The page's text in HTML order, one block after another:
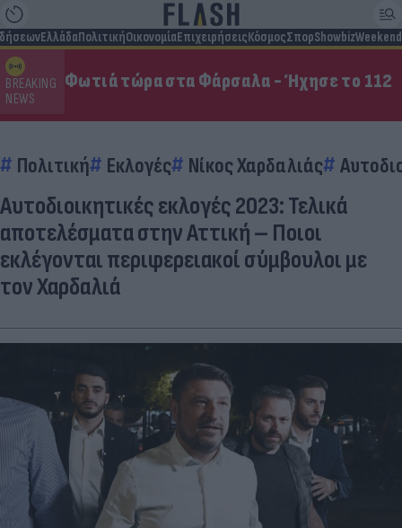
ΕλλάδαΠολιτικήΟικονομίαΕπιχειρήσειςΚόσμοςΣπορShowbizWeekend
BREAKING
NEWS
Φωτιά τώρα στα Φάρσαλα - Ήχησε το 112
Πολιτική Εκλογές Νίκος Χαρδαλιάς
Αυτοδιοικητικές εκλογές 2023: Τελικά
αποτελέσματα στην Αττική – Ποιοι
εκλέγονται περιφερειακοί σύμβουλοι με
τον Χαρδαλιά